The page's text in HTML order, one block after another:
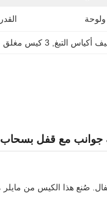
أكياس التبغ 3 كيس مغلق جانبي
مع قفل بسحاب
صُنع هذا الكيس من